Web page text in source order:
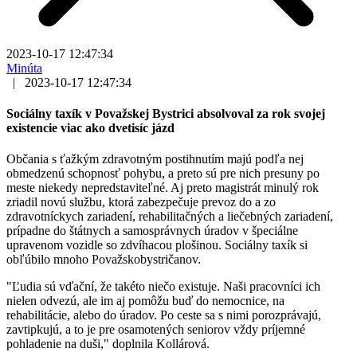
2023-10-17 12:47:34
Minúta
|
2023-10-17 12:47:34
Sociálny taxík v Považskej Bystrici absolvoval za rok svojej
existencie viac ako dvetisíc jázd
Občania s ťažkým zdravotným postihnutím majú podľa nej
obmedzenú schopnosť pohybu, a preto sú pre nich presuny po
meste niekedy nepredstaviteľné. Aj preto magistrát minulý rok
zriadil novú službu, ktorá zabezpečuje prevoz do a zo
zdravotníckych zariadení, rehabilitačných a liečebných zariadení,
prípadne do štátnych a samosprávnych úradov v špeciálne
upravenom vozidle so zdvíhacou plošinou. Sociálny taxík si
obľúbilo mnoho Považskobystričanov.
"Ľudia sú vďační, že takéto niečo existuje. Naši pracovníci ich
nielen odvezú, ale im aj pomôžu buď do nemocnice, na
rehabilitácie, alebo do úradov. Po ceste sa s nimi porozprávajú,
zavtipkujú, a to je pre osamotených seniorov vždy príjemné
pohladenie na duši," doplnila Kollárová.